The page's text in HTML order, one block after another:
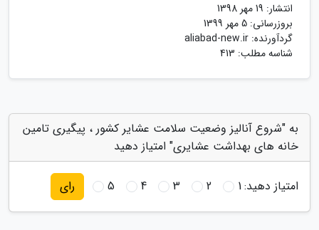
انتشار: 19 مهر 1398
بروزرسانی: 5 مهر 1399
گردآورنده: aliabad-new.ir
شناسه مطلب: 413
به "شروع آنالیز وضعیت سلامت عشایر کشور ، پیگیری تامین
خانه های بهداشت عشایری" امتیاز دهید
امتیاز دهید:1
2
3
4
5 رای